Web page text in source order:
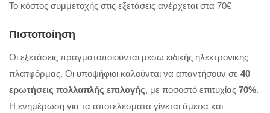
Το κόστος συμμετοχής στις εξετάσεις ανέρχεται στα 70€
Πιστοποίηση
Οι εξετάσεις πραγματοποιούνται μέσω ειδικής ηλεκτρονικής
πλατφόρμας. Οι υποψήφιοι καλούνται να απαντήσουν σε 40
ερωτήσεις πολλαπλής επιλογής, με ποσοστό επιτυχίας 70%.
Η ενημέρωση για τα αποτελέσματα γίνεται άμεσα και